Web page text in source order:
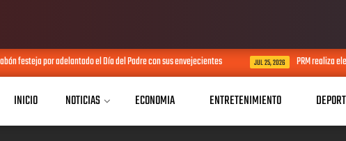
festeja por adelantado el Día del Padre con sus envejecientes JUL 25, 2026 PRM realiza
INICIO NOTICIAS ECONOMIA ENTRETENIMIENTO